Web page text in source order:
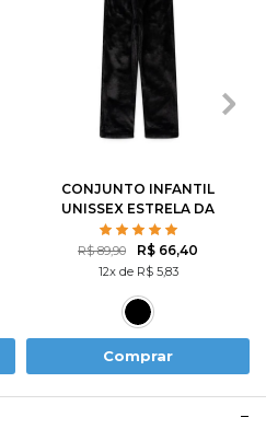
3 4 6
10 12
CONJUNTO INFANTIL
UNISSEX ESTRELA DA
NOITE
R$ 89,90 R$ 66,40
12x de R$ 5,83
Comprar